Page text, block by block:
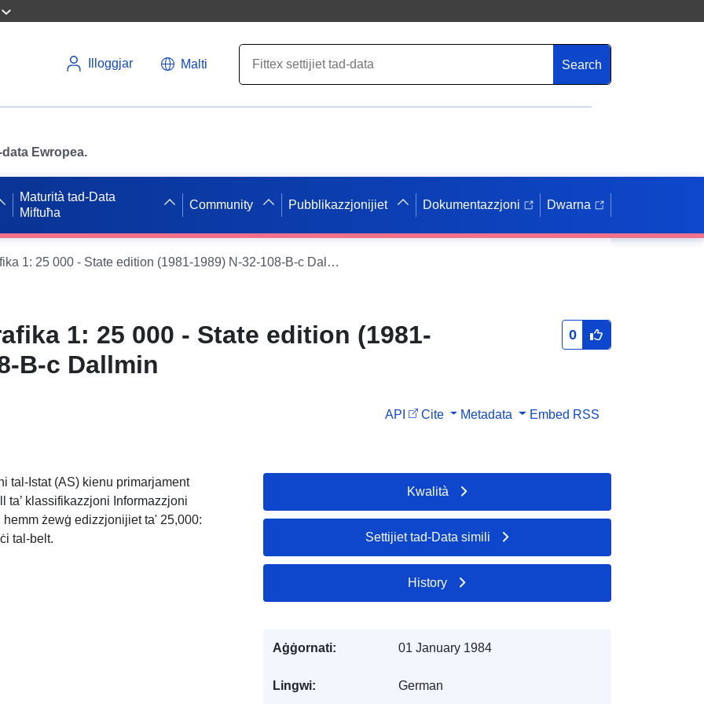
Illoggjar Malti Search
Ewropea.
Maturità tad-Data
Miftuħa
Community Pubblikazzjonijiet Dokumentazzjoni Dwarna
Mappa topografika 1: 25 000 - State edition (1981-1989) N-32-108-B-c Dallmin
1: 25 000 - State edition (1981-
B-c Dallmin
0
API Cite Metadata Embed RSS
tal-Istat (AS) kienu primarjament
klassifikazzjoni Informazzjoni
żewġ edizzjonijiet ta' 25,000:
tal-belt.
Kwalità
Settijiet tad-Data simili
History
Aġġornati: 01 January 1984
Lingwi: German